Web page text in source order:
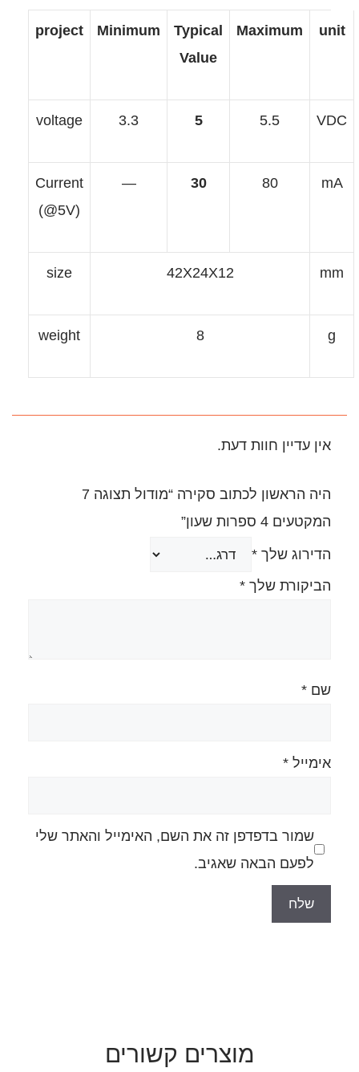
project Minimum
Typical
voltage 3.3 5
Current
— 30
size
weight 8
היה הראשון לכתוב סקירה “מודול תצוגה 7
את השם, האימייל והאתר שלי
קשורים